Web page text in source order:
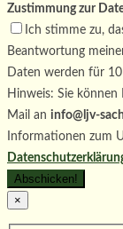
Zustimmung zur
Ich stimme zu,
Beantwortung
Daten werden für
Hinweis: Sie
Mail an info@ljv-
Informationen zum
×